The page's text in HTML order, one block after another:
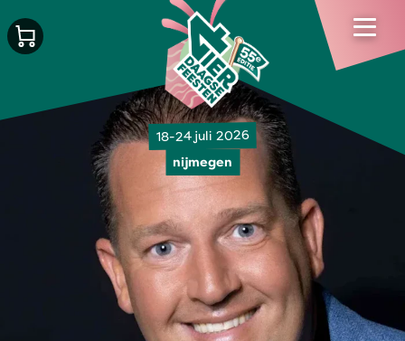
18-24 juli 2026
nijmegen